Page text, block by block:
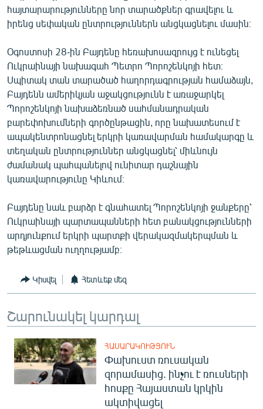
ԲԱՆԱՎԵՃ
ՁԳՏԵԼՈՎ ԼԱՎԱԳՈՒՅՆԻՆ
ՓՈԴՔԱՍԹ
Հայերեն
English
Русский
ՀԵՏԵՎԵՔ ՄԵԶ
«Ազատության» բոլոր կայքերը
հայտարարությունները նոր տարածքներ գրավելու և
իրենց սեփական ընտրություններն անցկացնելու մասին։
Օգոստոսի 28-ին Բայդենը հեռախոսազրույց է ունեցել
Ուկրաինայի նախագահ Պետրո Պորոշենկոյի հետ։
Սպիտակ տան տարածած հաղորդագրության համաձայն,
Բայդենն ամերիկյան աջակցությունն է առաջարկել
Պորոշենկոյի նախաձեռնած սահմանադրական
բարեփոխումների գործընթացին, որը նախատեսում է
ապակենտրոնացնել երկրի կառավարման համակարգը և
տեղական ընտրություններ անցկացնել՝ միևնույն
ժամանակ պահպանելով ունիտար դաշնային
կառավարությունը Կիևում։
Բայդենը նաև բարձր է գնահատել Պորոշենկոյի ջանքերը՝
Ուկրաինայի պարտապանների հետ բանակցությունների
արդյունքում երկրի պարտքի վերակազմակերպման և
թեթևացման ուղղությամբ։
Կիսվել Հետևեք մեզ
Շարունակել կարդալ
ՀԱՍԱՐԱԿՈՒԹՅՈՒՆ
Փախուստ ռուսական
զորամասից. ինչու է ռուսների
հոսքը Հայաստան կրկին
ակտիվացել